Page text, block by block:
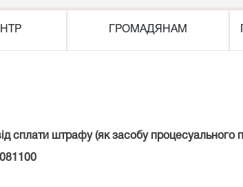
ГРОМАДЯНАМ
сплати штрафу (як засобу процесуального